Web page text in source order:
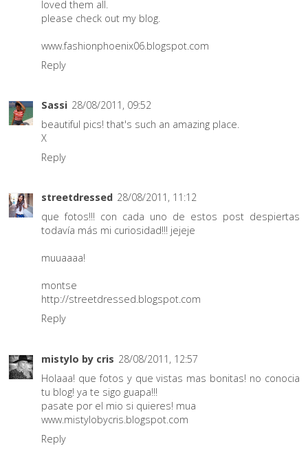
loved them all.
please check out my blog.
www.fashionphoenix06.blogspot.com
Reply
Sassi 28/08/2011, 09:52
beautiful pics! that's such an amazing place.
X
Reply
streetdressed 28/08/2011, 11:12
que fotos!!! con cada uno de estos post despiertas
todavía más mi curiosidad!!! jejeje
muuaaaa!
montse
http://streetdressed.blogspot.com
Reply
mistylo by cris 28/08/2011, 12:57
Holaaa! que fotos y que vistas mas bonitas! no conocia
tu blog! ya te sigo guapa!!!
pasate por el mio si quieres! mua
www.mistylobycris.blogspot.com
Reply